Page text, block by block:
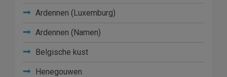
Ardennen (Luxemburg)
Ardennen (Namen)
Belgische kust
Henegouwen